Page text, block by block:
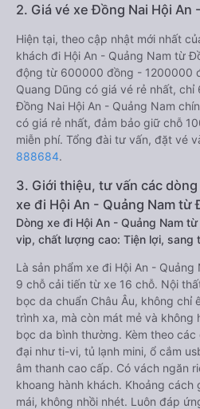
2. Giá vé xe Đồng Nai Hội An
Hiện tại, theo cập nhật mới nhất
khách đi Hội An - Quảng Nam từ
động từ 600000 đồng - 1200000
Quang Dũng có giá vé rẻ nhất,
Đồng Nai Hội An - Quảng Nam
có giá rẻ nhất, đảm bảo giữ chỗ
miễn phí. Tổng đài tư vấn, đặt vé
888684.
3. Giới thiệu, tư vấn các
xe đi Hội An - Quảng Nam từ
Dòng xe đi Hội An - Quảng Nam
vip, chất lượng cao: Tiện lợi, sang
Là sản phẩm xe đi Hội An -
9 chỗ cải tiến từ xe 16 chỗ. Nội
bọc da chuẩn Châu Âu, không chỉ
trình xa, mà còn mát mẻ và không
bọc da bình thường. Kèm theo
đại như ti-vi, tủ lạnh mini, ổ cắm
âm thanh cao cấp. Có vách ngăn
khoang hành khách. Khoảng
mái, không nhồi nhét. Luôn đáp